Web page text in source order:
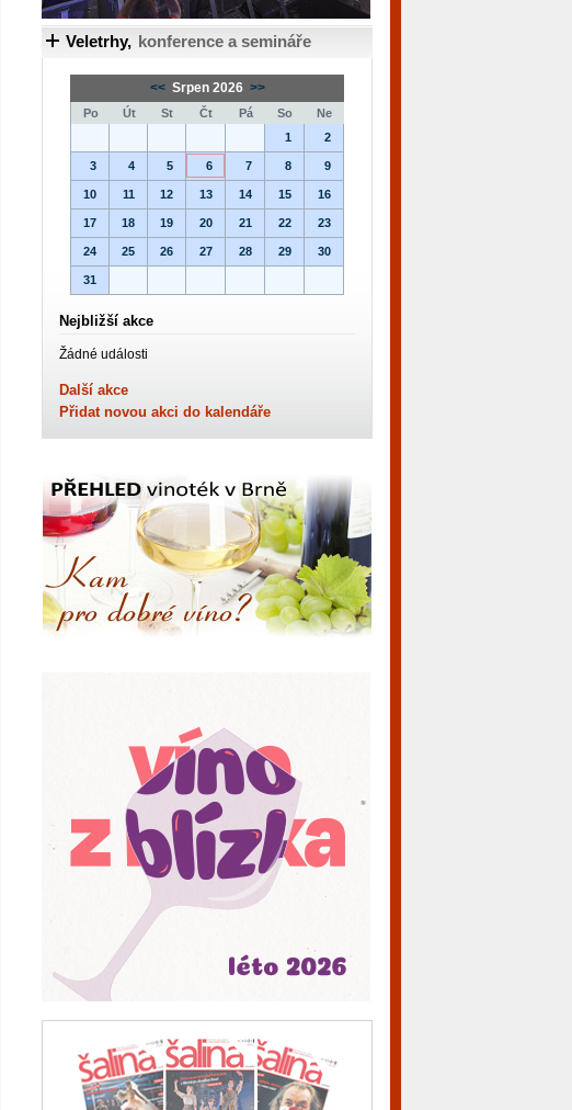
Veletrhy, konference a semináře
<< Srpen 2026 >>
Po Út St Čt Pá So
Ne
1
2
3 4 5 6 7 8 9
10 11 12 13 14 15 16
17 18 19 20 21 22 23
24 25 26 27 28 29 30
31
Nejbližší akce
Žádné události
Další akce
Přidat novou akci do kalendáře